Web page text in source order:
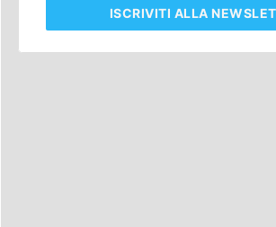
ISCRIVITI ALLA